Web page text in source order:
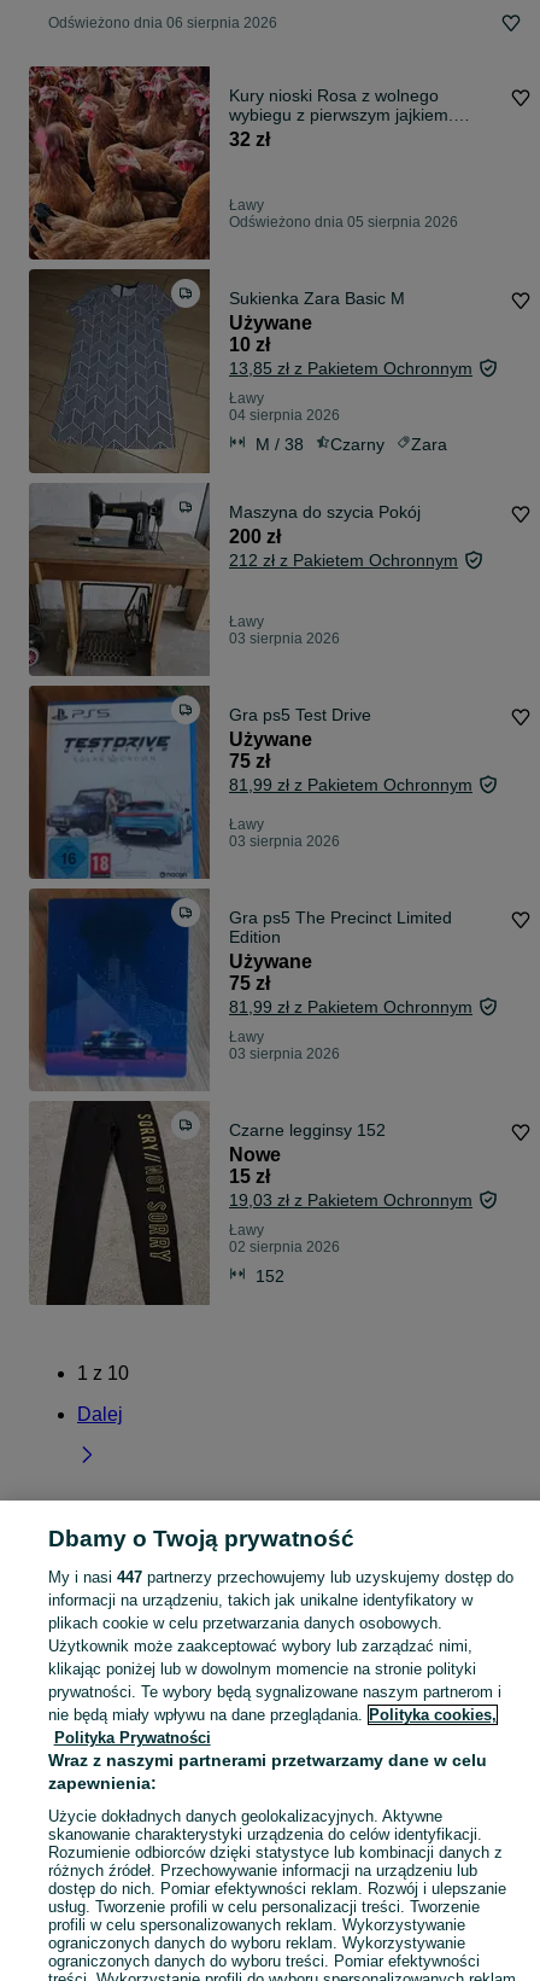
Odświeżono dnia 06 sierpnia 2026
Kury nioski Rosa z wolnego
wybiegu z pierwszym jajkiem.
Dowóz Gratis.
32 zł
Ławy
Odświeżono dnia 05 sierpnia 2026
Sukienka Zara Basic M
Używane
10 zł
13,85 zł z Pakietem Ochronnym
Ławy
04 sierpnia 2026
M / 38 Czarny Zara
Maszyna do szycia Pokój
200 zł
212 zł z Pakietem Ochronnym
Ławy
03 sierpnia 2026
Gra ps5 Test Drive
Używane
75 zł
81,99 zł z Pakietem Ochronnym
Ławy
03 sierpnia 2026
Gra ps5 The Precinct Limited
Edition
Używane
75 zł
81,99 zł z Pakietem Ochronnym
Ławy
03 sierpnia 2026
Czarne legginsy 152
Nowe
15 zł
19,03 zł z Pakietem Ochronnym
Ławy
02 sierpnia 2026
152
1 z 10
Dalej
Strona główna Kujawsko-pomorskie Ławy
KATEGORIA
Skorzystaj z największego serwisu ogłoszeniowego - Ławy i okolice! Kupuj to, czego pragniesz i sprzedawaj to, czego już nie potrzebujesz! Zobacz
Mapa kategorii
Mapa miejscowości
Mapa ministron
Popularne wyszukiwania
Dbamy o Twoją prywatność
My i nasi 447partnerzy przechowujemy lub uzyskujemy dostęp do
informacji na urządzeniu, takich jak unikalne identyfikatory w
plikach cookie w celu przetwarzania danych osobowych.
Użytkownik może zaakceptować wybory lub zarządzać nimi,
klikając poniżej lub w dowolnym momencie na stronie polityki
prywatności. Te wybory będą sygnalizowane naszym partnerom i
nie będą miały wpływu na dane przeglądania. Polityka cookies,
Polityka Prywatności
Wraz z naszymi partnerami przetwarzamy dane w celu
zapewnienia:
Użycie dokładnych danych geolokalizacyjnych. Aktywne
skanowanie charakterystyki urządzenia do celów identyfikacji.
Rozumienie odbiorców dzięki statystyce lub kombinacji danych z
różnych źródeł. Przechowywanie informacji na urządzeniu lub
dostęp do nich. Pomiar efektywności reklam. Rozwój i ulepszanie
usług. Tworzenie profili w celu personalizacji treści. Tworzenie
profili w celu spersonalizowanych reklam. Wykorzystywanie
ograniczonych danych do wyboru reklam. Wykorzystywanie
ograniczonych danych do wyboru treści. Pomiar efektywności